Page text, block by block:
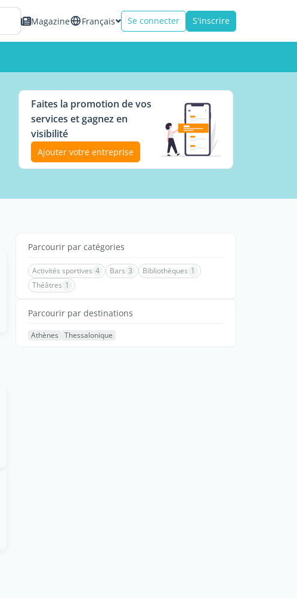
Magazine Français Se connecter S'inscrire
Faites la promotion de vos
services et gagnez en
visibilité
Ajouter votre entreprise
Parcourir par catégories
Activités sportives 4 Bars 3 Bibliothèques 1
Théâtres 1
Parcourir par destinations
Athènes Thessalonique